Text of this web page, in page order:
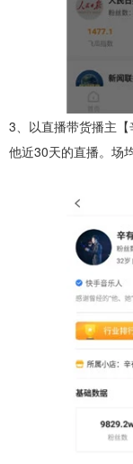
3、以直播带货播主
他近30天的直播。场